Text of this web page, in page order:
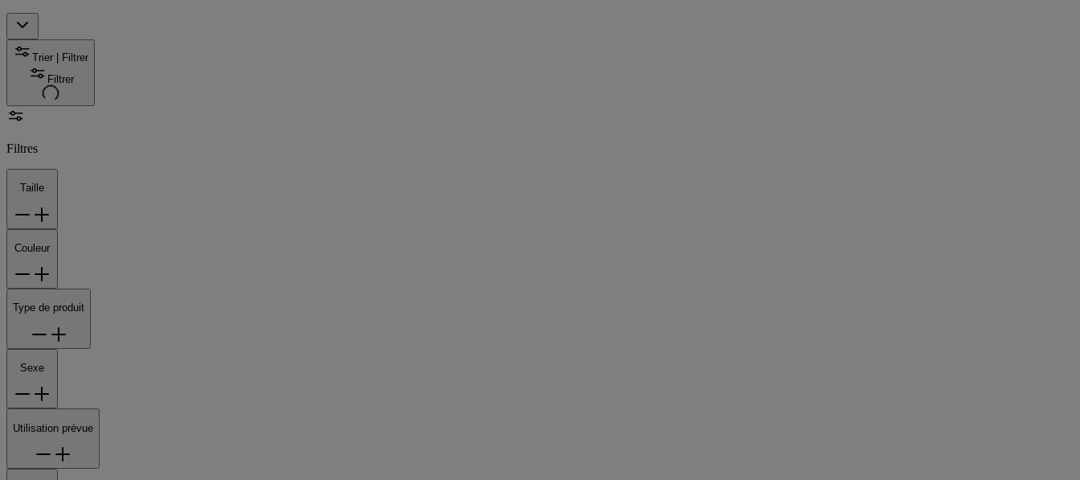
Trier | Filtrer
Filtrer
Filtres
Taille
Couleur
Type de produit
Sexe
Utilisation prévue